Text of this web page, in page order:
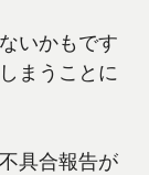
いかもです
まうことに
具合報告が